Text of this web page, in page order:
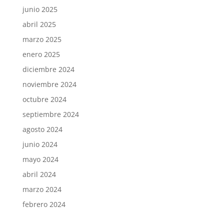
junio 2025
abril 2025
marzo 2025
enero 2025
diciembre 2024
noviembre 2024
octubre 2024
septiembre 2024
agosto 2024
junio 2024
mayo 2024
abril 2024
marzo 2024
febrero 2024